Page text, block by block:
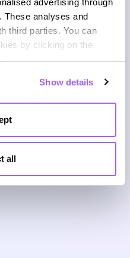
These analyses and
third parties. You can
by clicking on the
You can also set and save
and your rights in our
Show details
all